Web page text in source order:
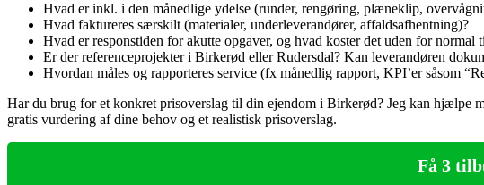
Hvad er inkl. i den månedlige ydelse (runder, rengøring, plæneklip,
Hvad faktureres særskilt (materialer, underleverandører, affaldsafhentning)?
Hvad er responstiden for akutte opgaver, og hvad koster det uden for normal
Er der referenceprojekter i Birkerød eller Rudersdal? Kan leverandøren
Hvordan måles og rapporteres service (fx månedlig rapport, KPI’er såsom
Har du brug for et konkret prisoverslag til din ejendom i Birkerød? Jeg kan hjælpe
gratis vurdering af dine behov og et realistisk prisoverslag.
Få 3